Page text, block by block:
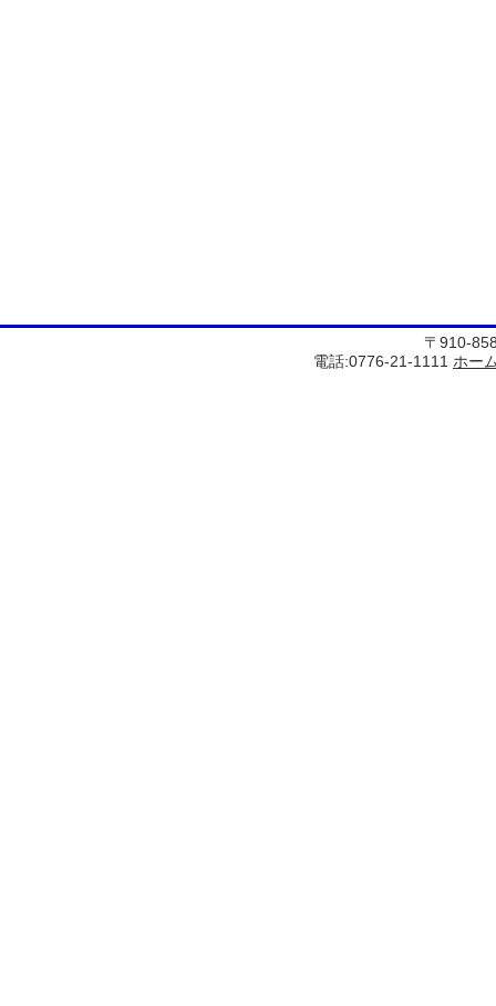
〒910-
電話:0776-21-1111 ホー